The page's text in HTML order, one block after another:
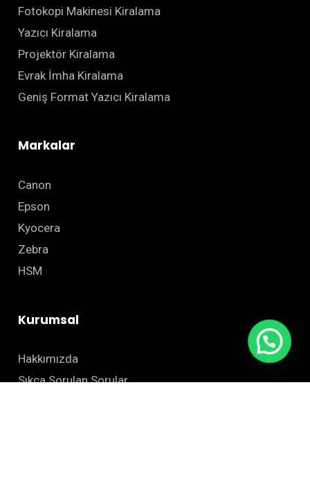
Fotokopi Makinesi Kiralama
Yazıcı Kiralama
Projektör Kiralama
Evrak İmha Kiralama
Geniş Format Yazıcı Kiralama
Markalar
Canon
Epson
Kyocera
Zebra
HSM
Kurumsal
Hakkımızda
Sıkça Sorulan Sorular